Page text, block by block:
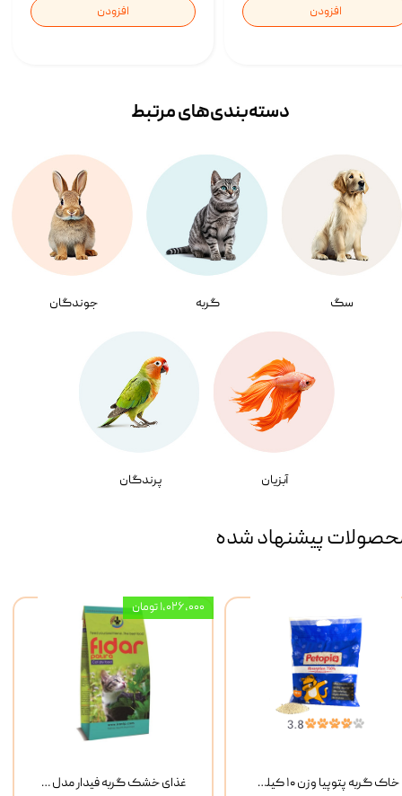
افزودن افزودن
سگ گربه جوندگان
آبزیان پرندگان
دسته‌بندی‌‌های مرتبط
پیشنهاد شده
غذای خشک گربه فیدار مدل Adult وزن 10 کیلوگرم
۱,۰۲۶,۰۰۰ تومان
خاک گربه پتوپیا وزن ۱۰ کیلوگرم